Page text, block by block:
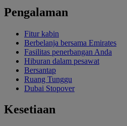
Pengalaman
Fitur kabin
Berbelanja bersama Emirates
Fasilitas penerbangan Anda
Hiburan dalam pesawat
Bersantap
Ruang Tunggu
Dubai Stopover
Kesetiaan